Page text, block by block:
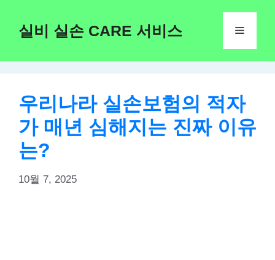
content
실비 실손 CARE 서비스 Menu
우리나라 실손보험의 적자
가 매년 심해지는 진짜 이유
는?
10월 7, 2025